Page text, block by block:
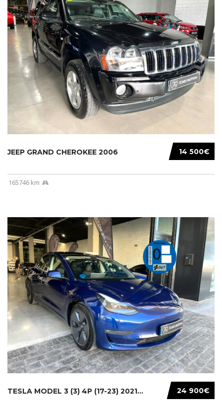
14 500€
JEEP GRAND CHEROKEE 2006
165746 km
24 900€
TESLA MODEL 3 (3) 4P (17-23) 2021...